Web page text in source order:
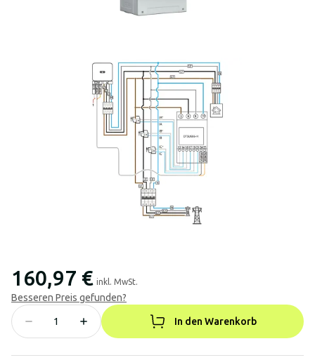
160,97 € inkl. MwSt.
Besseren Preis gefunden?
In den Warenkorb